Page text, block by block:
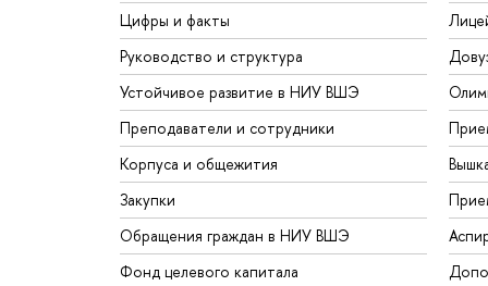
Цифры и факты
Руководство и структура
Устойчивое развитие в НИУ ВШЭ
Преподаватели и сотрудники
Корпуса и общежития
Закупки
Обращения граждан в НИУ ВШЭ
Фонд целевого капитала